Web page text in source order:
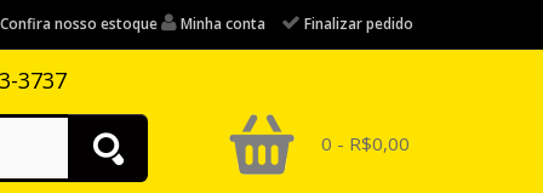
Confira nosso estoque Minha conta Finalizar pedido
3737
0 - R$0,00